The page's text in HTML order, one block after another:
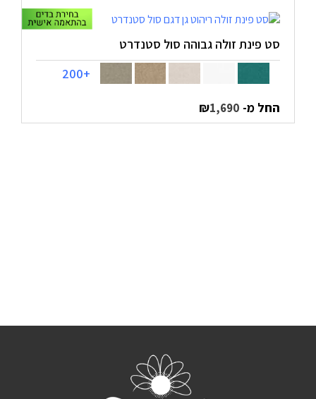
סט פינת זולה גבוהה סול סטנדרט
+200
החל מ- ₪1,690